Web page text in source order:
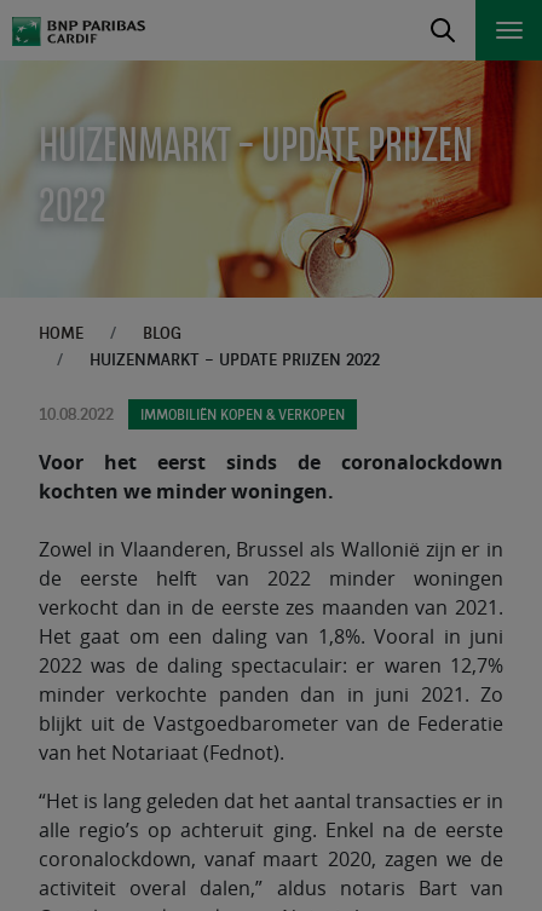
HUIZENMARKT – UPDATE PRIJZEN
2022
HOME
BLOG
HUIZENMARKT – UPDATE PRIJZEN 2022
10.08.2022 IMMOBILIËN KOPEN & VERKOPEN
Voor het eerst sinds de coronalockdown
kochten we minder woningen.
Zowel in Vlaanderen, Brussel als Wallonië zijn er in
de eerste helft van 2022 minder woningen
verkocht dan in de eerste zes maanden van 2021.
Het gaat om een daling van 1,8%. Vooral in juni
2022 was de daling spectaculair: er waren 12,7%
minder verkochte panden dan in juni 2021. Zo
blijkt uit de Vastgoedbarometer van de Federatie
van het Notariaat (Fednot).
“Het is lang geleden dat het aantal transacties er in
alle regio’s op achteruit ging. Enkel na de eerste
coronalockdown, vanaf maart 2020, zagen we de
activiteit overal dalen,” aldus notaris Bart van